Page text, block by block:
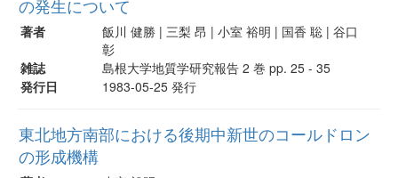
の発生について
著者
飯川 健勝 | 三梨 昂 | 小室 裕明 | 国香 聡 | 谷口
彰
雑誌
島根大学地質学研究報告 2 巻 pp. 25 - 35
発行日
1983-05-25 発行
東北地方南部における後期中新世のコールドロン
の形成機構